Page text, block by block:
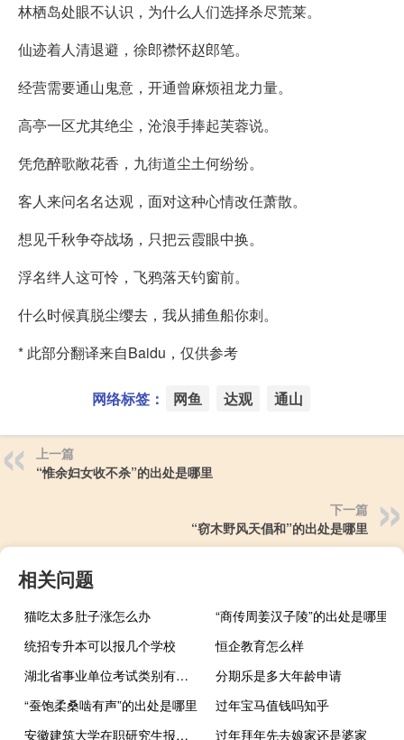
林栖岛处眼不认识，为什么人们选择杀尽荒莱。
仙迹着人清退避，徐郎襟怀赵郎笔。
经营需要通山鬼意，开通曾麻烦祖龙力量。
高亭一区尤其绝尘，沧浪手捧起芙蓉说。
凭危醉歌敞花香，九街道尘土何纷纷。
客人来问名名达观，面对这种心情改任萧散。
想见千秋争夺战场，只把云霞眼中换。
浮名绊人这可怜，飞鸦落天钓窗前。
什么时候真脱尘缨去，我从捕鱼船你刺。
* 此部分翻译来自Baidu，仅供参考
网络标签： 网鱼 达观 通山
上一篇
“惟余妇女收不杀”的出处是哪里
下一篇
“窃木野风天倡和”的出处是哪里
相关问题
猫吃太多肚子涨怎么办
“商传周姜汉子陵”的出处是哪里
统招专升本可以报几个学校
恒企教育怎么样
湖北省事业单位考试类别有哪些
分期乐是多大年龄申请
“蚕饱柔桑啮有声”的出处是哪里
过年宝马值钱吗知乎
安徽建筑大学在职研究生报考需要具备什么条件
过年拜年先去娘家还是婆家